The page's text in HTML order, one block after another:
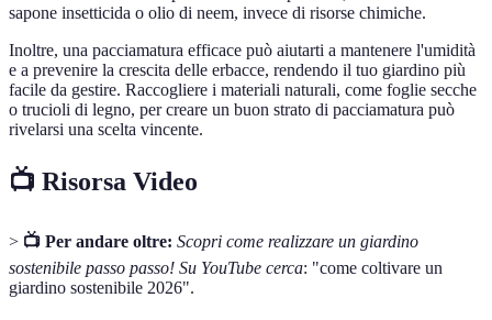
sapone insetticida o olio di neem, invece di risorse chimiche.
Inoltre, una pacciamatura efficace può aiutarti a mantenere l'umidità
e a prevenire la crescita delle erbacce, rendendo il tuo giardino più
facile da gestire. Raccogliere i materiali naturali, come foglie secche
o trucioli di legno, per creare un buon strato di pacciamatura può
rivelarsi una scelta vincente.
📺 Risorsa Video
> 📺 Per andare oltre: Scopri come realizzare un giardino
sostenibile passo passo! Su YouTube cerca: "come coltivare un
giardino sostenibile 2026".